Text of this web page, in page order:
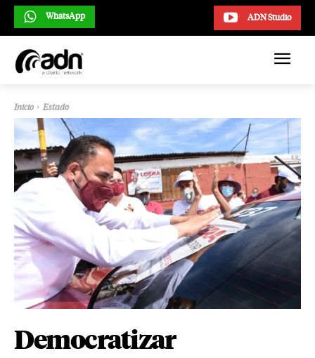
ADN Studio
WhatsApp
Inicio Estado
Democratizar